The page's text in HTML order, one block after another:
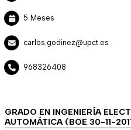
5 Meses
carlos.godinez@upct.es
968326408
GRADO EN INGENIERÍA
AUTOMÁTICA (BOE 30-11-